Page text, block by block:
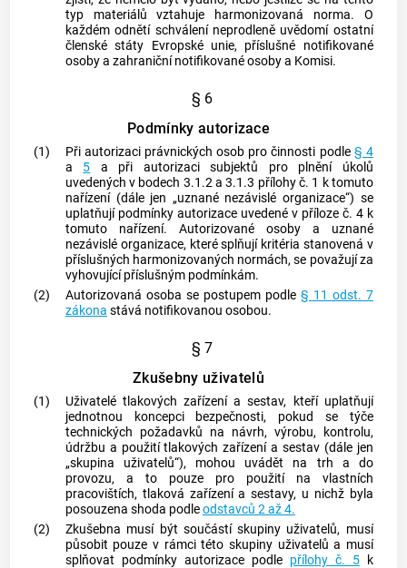
typ materiálů vztahuje harmonizovaná norma. O
každém odnětí schválení neprodleně uvědomí ostatní
členské státy Evropské unie, příslušné notifikované
osobya zahraničnínotifikované osobya Komisi.
§ 6
Podmínky autorizace
(1) Při autorizaci právnických osob pro činnosti podle § 4
a 5 a při autorizacisubjektů pro plnění úkolů
uvedených v bodech 3.1.2 a 3.1.3 přílohy č. 1 k tomuto
nařízení (dále jen „uznané nezávislé organizace“) se
uplatňují podmínky autorizaceuvedené v příloze č. 4 k
tomuto nařízení. Autorizované osoby a uznané
nezávislé organizace, které splňují kritéria stanovená v
příslušných harmonizovaných normách, se považují za
vyhovující příslušným podmínkám.
(2)
Autorizovaná osoba se postupem podle § 11 odst. 7
zákona stává notifikovanou osobou.
§ 7
Zkušebny uživatelů
(1)
Uživatelé tlakových zařízení a sestav, kteří uplatňují
jednotnou koncepci bezpečnosti, pokud se týče
technických požadavků na návrh, výrobu, kontrolu,
údržbu a použití tlakových zařízení a sestav (dále jen
„skupina uživatelů“), mohou uvádět na trh a do
provozu, a to pouze pro použití na vlastních
pracovištích, tlaková zařízení a sestavy, u nichž byla
posouzena shoda podleodstavců 2 až 4.
(2)
Zkušebna musí být součástí skupiny uživatelů, musí
působit pouze v rámci této skupiny uživatelů a musí
splňovat podmínky autorizacepodle přílohy č. 5k